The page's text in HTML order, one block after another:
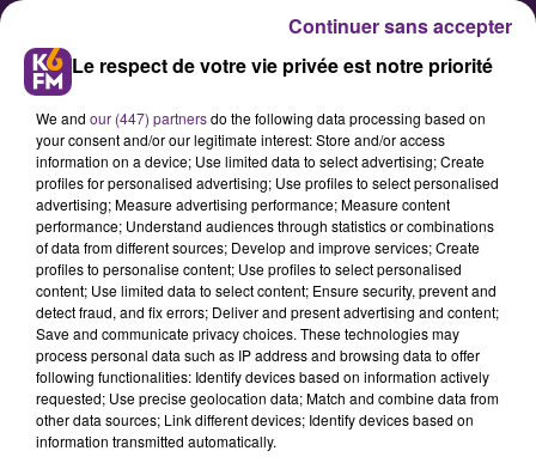
Un marché de Noël solidaire sur
le campus de Dijon
Le Crous de Bourgogne-Franche-
Comté ouvre ce lundi le premier
marché de Noël du campus
universitaire de Dijon sur le parvis
Le respect de votre vie privée est notre priorité
We and our (447) partnersdo the following data processing based on
your consent and/or our legitimate interest: Store and/or access
information on a device; Use limited data to select advertising; Create
profiles for personalised advertising; Use profiles to select personalised
advertising; Measure advertising performance; Measure content
performance; Understand audiences through statistics or combinations
of data from different sources; Develop and improve services; Create
profiles to personalise content; Use profiles to select personalised
content; Use limited data to select content; Ensure security, prevent and
detect fraud, and fix errors; Deliver and present advertising and content;
Save and communicate privacy choices. These technologies may
process personal data such as IP address and browsing data to offer
following functionalities: Identify devices based on information actively
requested; Use precise geolocation data; Match and combine data from
other data sources; Link different devices; Identify devices based on
information transmitted automatically.
Continuer sans accepter